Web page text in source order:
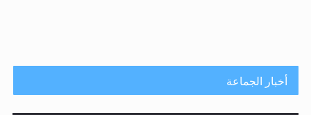
أخبار الجماعة